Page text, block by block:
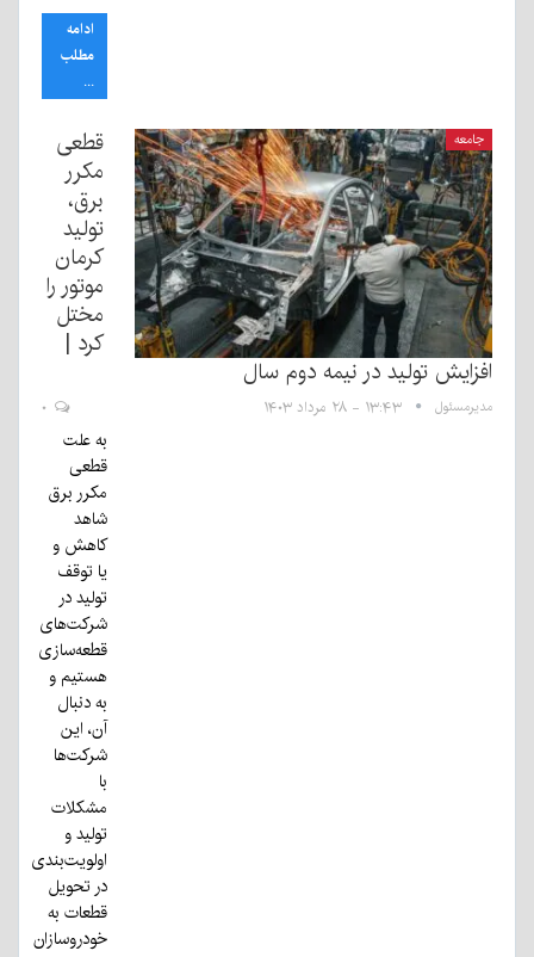
ادامه
مطلب
...
جامعه
قطعی
مکرر
برق،
تولید
کرمان
موتور را
مختل
کرد |
افزایش تولید در نیمه دوم سال
مدیرمسئول ۱۳:۴۳ - ۲۸ مرداد ۱۴۰۳
به علت
قطعی
مکرر برق
شاهد
کاهش و
یا توقف
تولید در
شرکت‌های
قطعه‌سازی
هستیم و
به دنبال
آن، این
شرکت‌ها
با
مشکلات
تولید و
اولویت‌بندی
در تحویل
قطعات به
خودروسازان